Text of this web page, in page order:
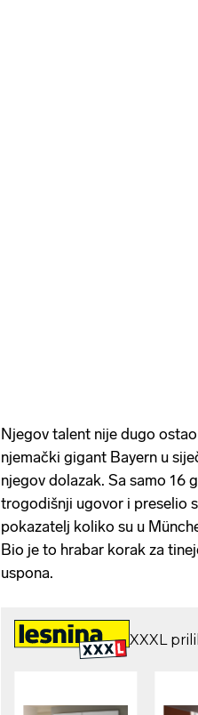
Njegov talent nije dugo
njemački gigant Bayern u
njegov dolazak. Sa samo 16
trogodišnji ugovor i preselio
pokazatelj koliko su u
Bio je to hrabar korak za
uspona.